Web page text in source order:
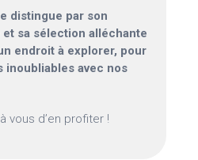
distingue par son
sa sélection alléchante
endroit à explorer, pour
inoubliables avec nos
vous d’en profiter !